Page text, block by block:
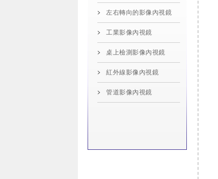
左右轉向的影像內視鏡
工業影像內視鏡
桌上檢測影像內視鏡
紅外線影像內視鏡
管道影像內視鏡